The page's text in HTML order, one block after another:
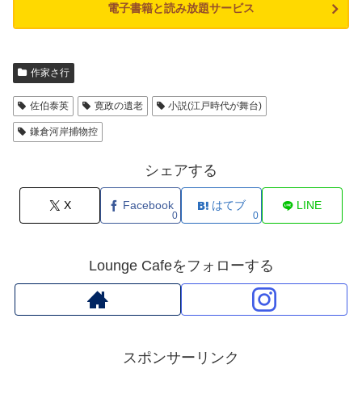
電子書籍と読み放題サービス
作家さ行
佐伯泰英 寛政の遺老 小説(江戸時代が舞台)
鎌倉河岸捕物控
シェアする
X Facebook
0
はてブ
0
LINE
Lounge Cafeをフォローする
スポンサーリンク